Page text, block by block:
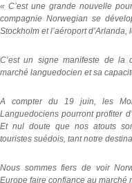
« C’est une grande nouvelle
compagnie Norwegian se
Stockholm et l’aéroport d’Arlanda,
C’est un signe manifeste de la
marché languedocien et sa
A compter du 19 juin, les
Languedociens pourront profiter
Et nul doute que nos atouts
touristes suédois, tant notre
Nous sommes fiers de voir
Europe faire confiance au marché